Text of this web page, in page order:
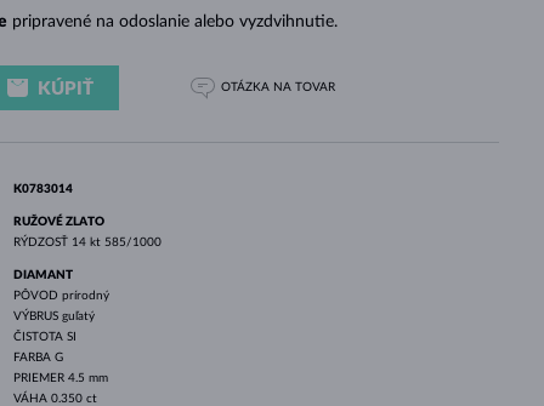
pripravené na odoslanie alebo vyzdvihnutie.
KÚPIŤ OTÁZKA NA TOVAR
K0783014
RUŽOVÉ ZLATO
RÝDZOSŤ 14 kt 585/1000
DIAMANT
PÔVOD prírodný
VÝBRUS guľatý
ČISTOTA SI
FARBA G
PRIEMER 4.5 mm
VÁHA 0.350 ct